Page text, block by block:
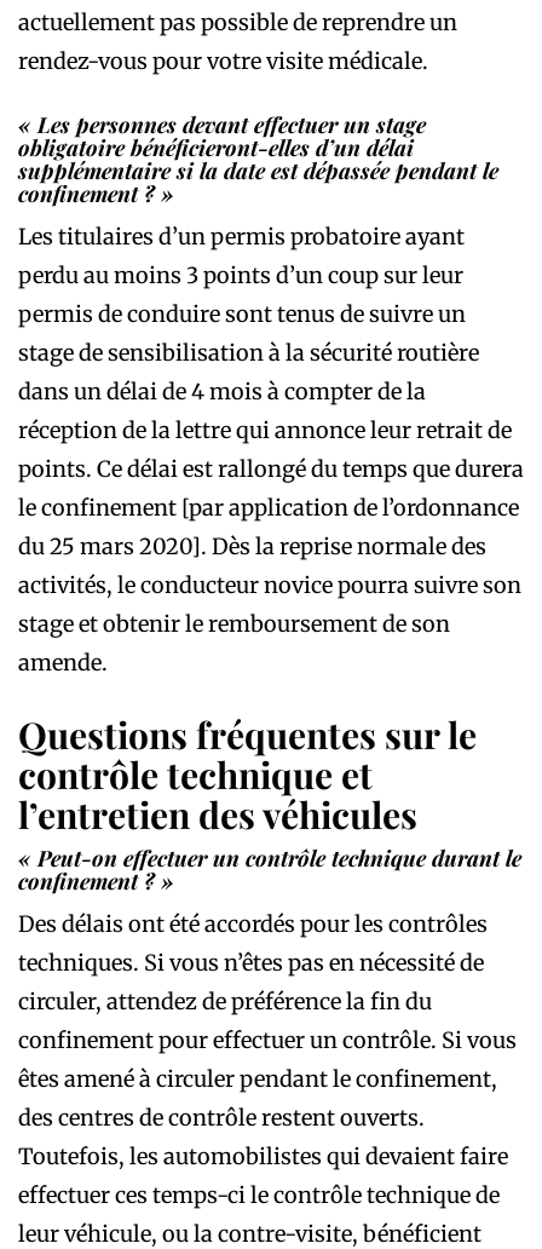
actuellement pas possible de reprendre un
rendez-vous pour votre visite médicale.
« Les personnes devant effectuer un stage
obligatoire bénéficieront-elles d’un délai
supplémentaire si la date est dépassée pendant le
confinement ? »
Les titulaires d’un permis probatoire ayant
perdu au moins 3 points d’un coup sur leur
permis de conduire sont tenus de suivre un
stage de sensibilisation à la sécurité routière
dans un délai de 4 mois à compter de la
réception de la lettre qui annonce leur retrait de
points. Ce délai est rallongé du temps que durera
le confinement [par application de l’ordonnance
du 25 mars 2020]. Dès la reprise normale des
activités, le conducteur novice pourra suivre son
stage et obtenir le remboursement de son
amende.
Questions fréquentes sur le
contrôle technique et
l’entretien des véhicules
« Peut-on effectuer un contrôle technique durant le
confinement ? »
Des délais ont été accordés pour les contrôles
techniques. Si vous n’êtes pas en nécessité de
circuler, attendez de préférence la fin du
confinement pour effectuer un contrôle. Si vous
êtes amené à circuler pendant le confinement,
des centres de contrôle restent ouverts.
Toutefois, les automobilistes qui devaient faire
effectuer ces temps-ci le contrôle technique de
leur véhicule, ou la contre-visite, bénéficient